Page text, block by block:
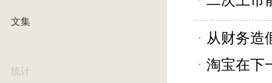
文集
统计
从财务造
淘宝在下